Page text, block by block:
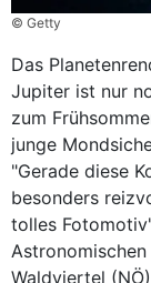
© Getty
Das
Jupiter ist nur
zum
junge
"Gerade diese
besonders
tolles
Waldviertel